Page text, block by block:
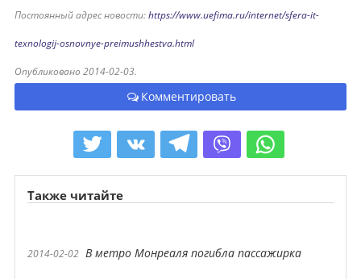
Постоянный адрес новости:https://www.uefima.ru/internet/sfera-it-
texnologij-osnovnye-preimushhestva.html
Опубликовано 2014-02-03.
Комментировать
Также читайте
2014-02-02 В метро Монреаля погибла пассажирка